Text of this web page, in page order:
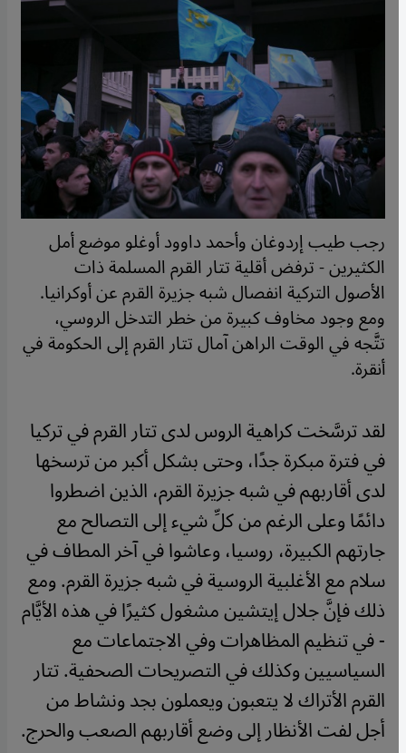
رجب طيب إردوغان وأحمد داوود أوغلو موضع أمل
الكثيرين - ترفض أقلية تتار القرم المسلمة ذات
الأصول التركية انفصال شبه جزيرة القرم عن أوكرانيا.
ومع وجود مخاوف كبيرة من خطر التدخل الروسي،
تتَّجه في الوقت الراهن آمال تتار القرم إلى الحكومة في
أنقرة.
لقد ترسَّخت كراهية الروس لدى تتار القرم في تركيا
في فترة مبكرة جدًا، وحتى بشكل أكبر من ترسخها
لدى أقاربهم في شبه جزيرة القرم، الذين اضطروا
دائمًا وعلى الرغم من كلِّ شيء إلى التصالح مع
جارتهم الكبيرة، روسيا، وعاشوا في آخر المطاف في
سلام مع الأغلبية الروسية في شبه جزيرة القرم. ومع
ذلك فإنَّ جلال إيتشين مشغول كثيرًا في هذه الأيَّام
- في تنظيم المظاهرات وفي الاجتماعات مع
السياسيين وكذلك في التصريحات الصحفية. تتار
القرم الأتراك لا يتعبون ويعملون بجد ونشاط من
أجل لفت الأنظار إلى وضع أقاربهم الصعب والحرج.